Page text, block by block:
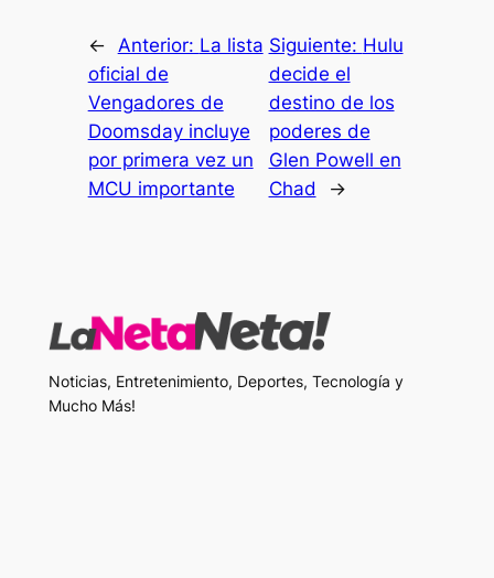
← Anterior: La lista
oficial de
Vengadores de
Doomsday incluye
por primera vez un
MCU importante
Siguiente: Hulu
decide el
destino de los
poderes de
Glen Powell en
Chad
→
Noticias, Entretenimiento, Deportes, Tecnología y
Mucho Más!